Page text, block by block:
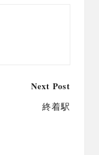
Next Post
終着駅